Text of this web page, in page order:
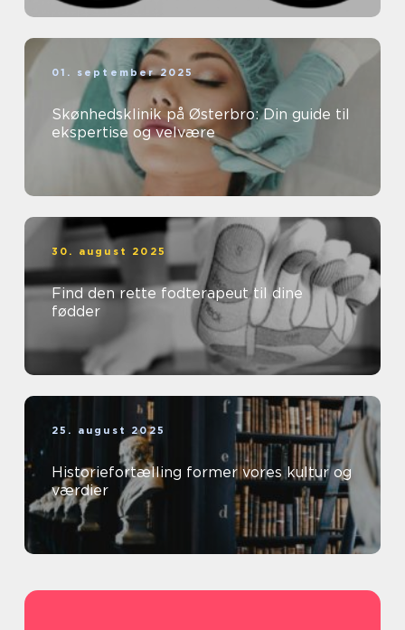
01. september 2025
Skønhedsklinik på Østerbro: Din guide til
ekspertise og velvære
30. august 2025
Find den rette fodterapeut til dine
fødder
25. august 2025
Historiefortælling former vores kultur og
værdier